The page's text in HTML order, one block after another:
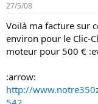
27/5/08
Voilà ma facture sur
environ pour le Clic-
moteur pour 500 €
:arrow:
http://